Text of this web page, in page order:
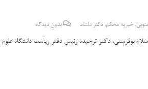
, خیریه محکم,دکتر دلشاد بدون دیدگاه